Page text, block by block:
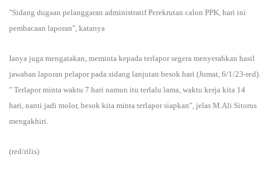
"Sidang dugaan pelanggaran administratif Perekrutan calon PPK, hari ini
pembacaan laporan", katanya
Ianya juga mengatakan, meminta kepada terlapor segera menyerahkan hasil
jawaban laporan pelapor pada sidang lanjutan besok hari (Jumat, 6/1/23-red).
" Terlapor minta waktu 7 hari namun itu terlalu lama, waktu kerja kita 14
hari, nanti jadi molor, besok kita minta terlapor siapkan", jelas M.Ali Sitorus
mengakhiri.
(red/rilis)